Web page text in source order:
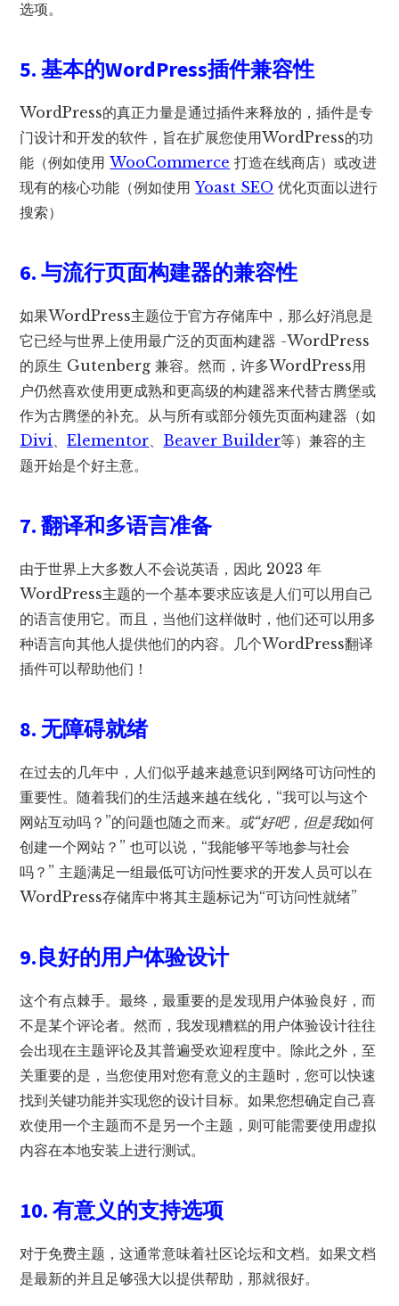
选项。
5. 基本的WordPress插件兼容性
WordPress的真正力量是通过插件来释放的，插件是专
门设计和开发的软件，旨在扩展您使用WordPress的功
能（例如使用WooCommerce 打造在线商店）或改进
现有的核心功能（例如使用Yoast SEO 优化页面以进行
搜索）
6. 与流行页面构建器的兼容性
如果WordPress主题位于官方存储库中，那么好消息是
它已经与世界上使用最广泛的页面构建器 -WordPress
的原生 Gutenberg 兼容。然而，许多WordPress用
户仍然喜欢使用更成熟和更高级的构建器来代替古腾堡或
作为古腾堡的补充。从与所有或部分领先页面构建器（如
Divi、Elementor、 Beaver Builder等）兼容的主
题开始是个好主意。
7. 翻译和多语言准备
由于世界上大多数人不会说英语，因此 2023 年
WordPress主题的一个基本要求应该是人们可以用自己
的语言使用它。而且，当他们这样做时，他们还可以用多
种语言向其他人提供他们的内容。几个WordPress翻译
插件可以帮助他们！
8. 无障碍就绪
在过去的几年中，人们似乎越来越意识到网络可访问性的
重要性。随着我们的生活越来越在线化，“我可以与这个
网站互动吗？”的问题也随之而来。或“好吧，但是我如何
创建一个网站？” 也可以说，“我能够平等地参与社会
吗？” 主题满足一组最低可访问性要求的开发人员可以在
WordPress存储库中将其主题标记为“可访问性就绪”
9.良好的用户体验设计
这个有点棘手。最终，最重要的是发现用户体验良好，而
不是某个评论者。然而，我发现糟糕的用户体验设计往往
会出现在主题评论及其普遍受欢迎程度中。除此之外，至
关重要的是，当您使用对您有意义的主题时，您可以快速
找到关键功能并实现您的设计目标。如果您想确定自己喜
欢使用一个主题而不是另一个主题，则可能需要使用虚拟
内容在本地安装上进行测试。
10. 有意义的支持选项
对于免费主题，这通常意味着社区论坛和文档。如果文档
是最新的并且足够强大以提供帮助，那就很好。